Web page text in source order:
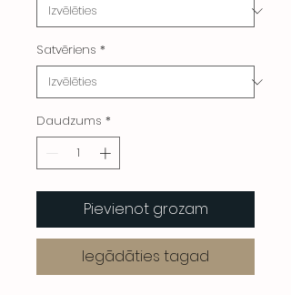
Satvēriens *
Daudzums *
Pievienot grozam
Iegādāties tagad